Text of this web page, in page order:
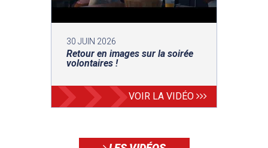
30 JUIN 2026
Retour en images sur la soirée
volontaires !
VOIR LA VIDÉO